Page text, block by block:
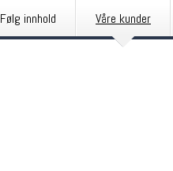
Følg innhold Våre kunder